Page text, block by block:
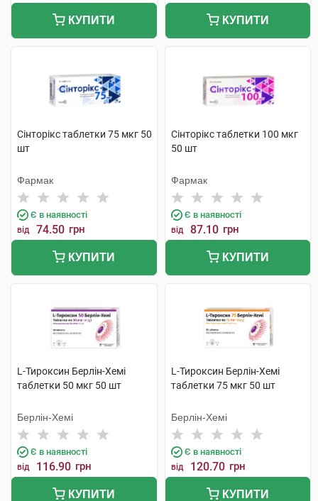
КУПИТИ КУПИТИ
Сінторікс таблетки 75 мкг 50
шт
Фармак
Є в наявності
від 74.50 грн
КУПИТИ
Сінторікс таблетки 100 мкг
50 шт
Фармак
Є в наявності
від 87.10 грн
КУПИТИ
L-Тироксин Берлін-Хемі
таблетки 50 мкг 50 шт
Берлін-Хемі
Є в наявності
від 116.90 грн
КУПИТИ
L-Тироксин Берлін-Хемі
таблетки 75 мкг 50 шт
Берлін-Хемі
Є в наявності
від 120.70 грн
КУПИТИ